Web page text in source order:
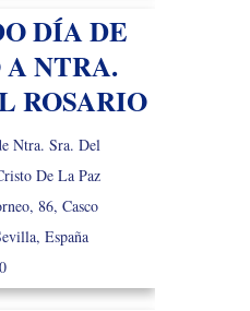
DÍA DE
NTRA.
ROSARIO
Ntra. Sra. Del
De La Paz
86, Casco
España